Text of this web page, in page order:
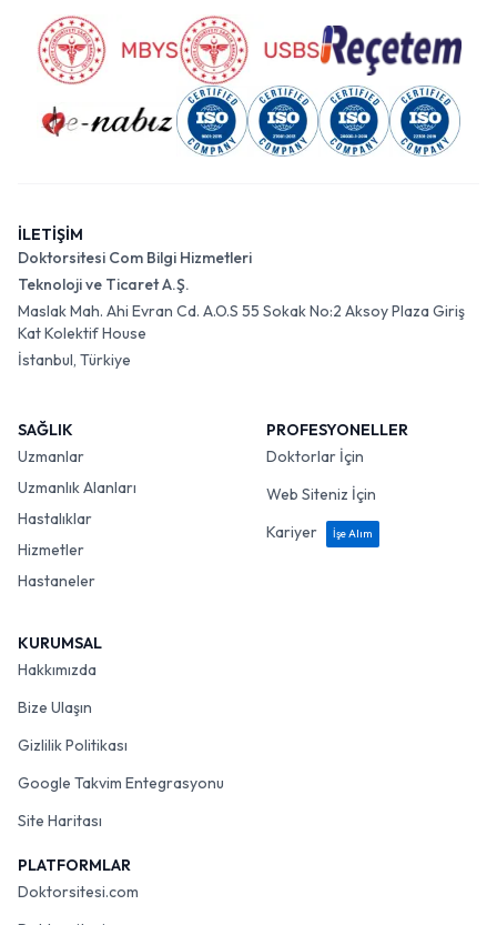
İLETİŞİM
Doktorsitesi Com Bilgi Hizmetleri
Teknoloji ve Ticaret A.Ş.
Maslak Mah. Ahi Evran Cd. A.O.S 55 Sokak No:2 Aksoy Plaza Giriş
Kat Kolektif House
İstanbul, Türkiye
SAĞLIK
Uzmanlar
Uzmanlık Alanları
Hastalıklar
Hizmetler
Hastaneler
PROFESYONELLER
Doktorlar İçin
Web Siteniz İçin
Kariyer
İşe Alım
KURUMSAL
Hakkımızda
Bize Ulaşın
Gizlilik Politikası
Google Takvim Entegrasyonu
Site Haritası
PLATFORMLAR
Doktorsitesi.com